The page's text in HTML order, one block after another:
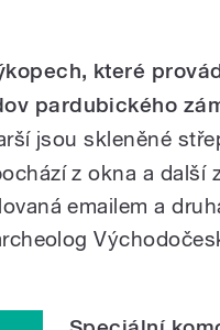
které
pardubického
jsou skleněné
z okna a další
emailem a